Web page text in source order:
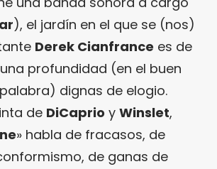
), el jardín en el que se (nos)
Derek Cianfrance es de
profundidad (en el buen
dignas de elogio.
de DiCaprio y Winslet,
» habla de fracasos, de
de ganas de